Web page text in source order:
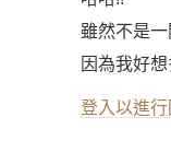
雖然不是一
因為我好
登入以進行